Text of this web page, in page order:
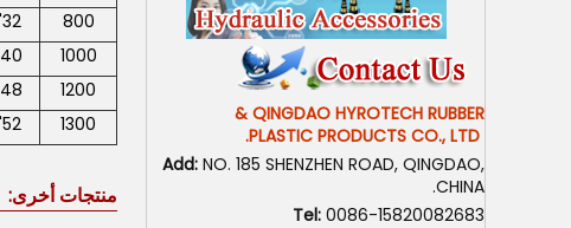
QINGDAO HYROTECH RUBBER &
Add: NO. 185 SHENZHEN ROAD, QINGDAO,
CHINA.
Tel: 0086-15820082683
800
32"
1000
40"
1200
48"
1300
52"
منتجات أخرى: